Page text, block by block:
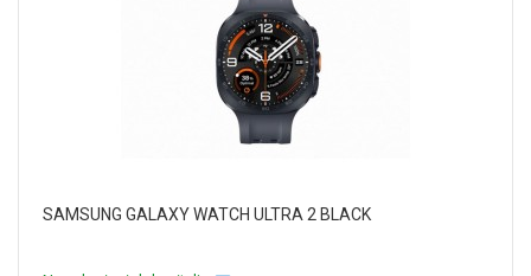
SAMSUNG GALAXY WATCH ULTRA 2 BLACK